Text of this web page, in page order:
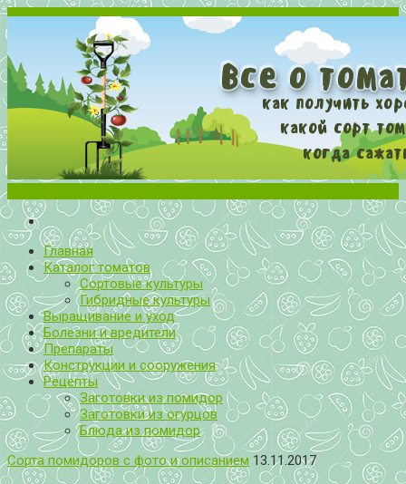
Все о томатах. Выращивание томатов. Сорта и рассада.
Выращивание и уход за томатами
Главная
Каталог томатов
Сортовые культуры
Гибридные культуры
Выращивание и уход
Болезни и вредители
Препараты
Конструкции и сооружения
Рецепты
Заготовки из помидор
Заготовки из огурцов
Блюда из помидор
Сорта помидоров с фото и описанием 13.11.2017